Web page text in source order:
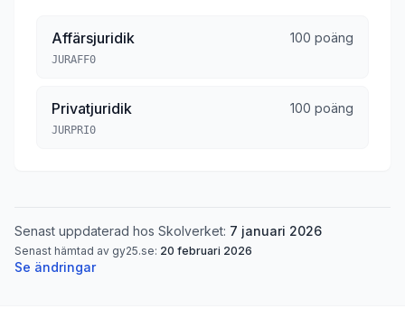
Affärsjuridik 100 poäng
JURAFF0
Privatjuridik 100 poäng
JURPRI0
Senast uppdaterad hos Skolverket: 7 januari 2026
Senast hämtad av gy25.se: 20 februari 2026
Se ändringar